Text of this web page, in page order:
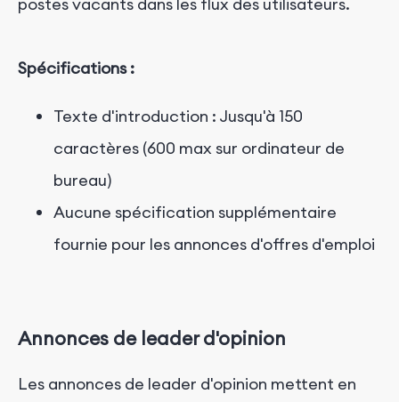
Spécifications :
Texte d'introduction : Jusqu'à 150
caractères (600 max sur ordinateur de
bureau)
Aucune spécification supplémentaire
fournie pour les annonces d'offres d'emploi
Annonces de leader d'opinion
Les annonces de leader d'opinion mettent en